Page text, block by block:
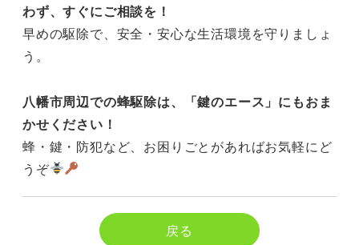
わず、すぐにご相談を！
早めの駆除で、安全・安心な生活環境を守りましょ
う。
八幡市周辺での蜂駆除は、「鍵のエース」にもおま
かせください！
蜂・鍵・防犯など、お困りごとがあればお気軽にど
うぞ
戻る